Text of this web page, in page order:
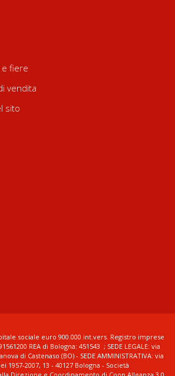
e fiere
vendita
sito
sociale euro 900.000 int.vers. Registro imprese
REA di Bologna: 451543 ; SEDE LEGALE: via
di Castenaso (BO) - SEDE AMMINISTRATIVA: via
1957-2007, 13 - 40127 Bologna - Società